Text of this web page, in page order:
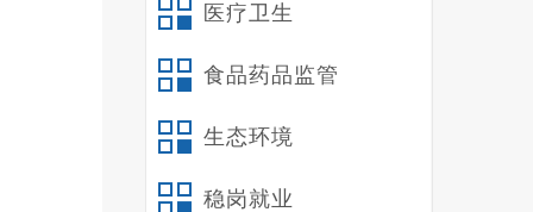
医疗卫生
食品药品监管
生态环境
稳岗就业